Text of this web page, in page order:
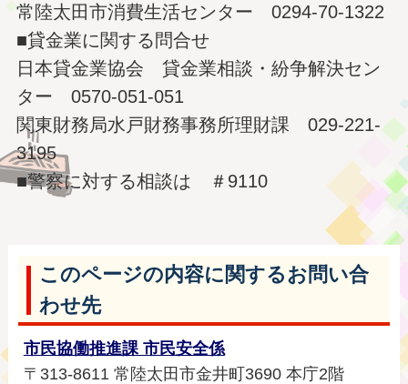
常陸太田市消費生活センター 0294-70-1322
■貸金業に関する問合せ
日本貸金業協会 貸金業相談・紛争解決セン
ター 0570-051-051
関東財務局水戸財務事務所理財課 029-221-
3195
■警察に対する相談は ＃9110
このページの内容に関するお問い合
わせ先
市民協働推進課 市民安全係
〒313-8611 常陸太田市金井町3690 本庁2階